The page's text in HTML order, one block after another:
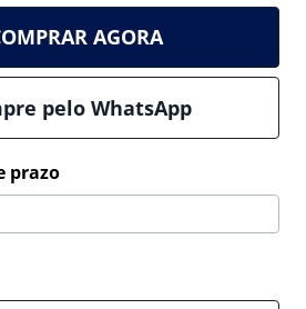
AGORA
pelo WhatsApp